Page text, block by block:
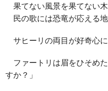
果てない風景を果てない木
民の歌には恐竜が応える地
サヒーリの両目が好奇心
ファートリは眉をひそめ
すか？」